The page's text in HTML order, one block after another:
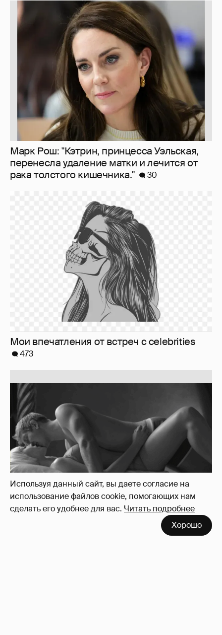
Используя данный сайт, вы даете согласие на
использование файлов cookie, помогающих нам
сделать его удобнее для вас. Читать подробнее
Хорошо
Марк Рош: "Кэтрин, принцесса Уэльская,
перенесла удаление матки и лечится от
рака толстого кишечника."
30
Мои впечатления от встреч с celebrities
473